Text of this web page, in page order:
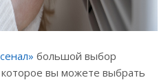
большой выбор
вы можете выбрать